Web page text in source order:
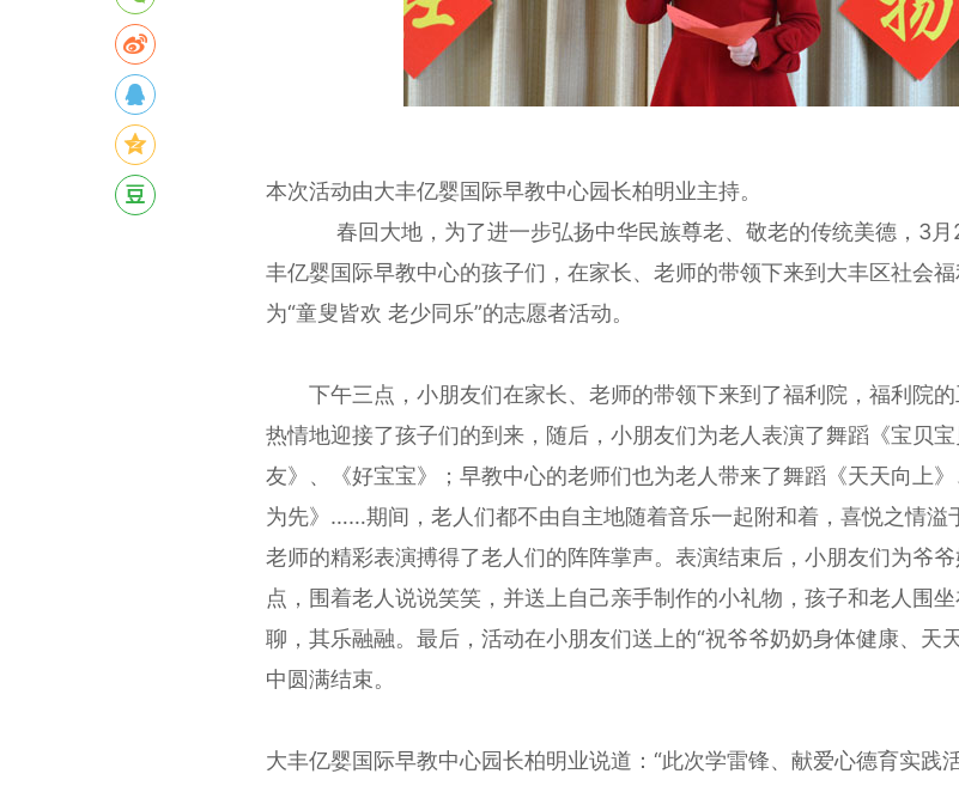
本次活动由大丰亿婴国际早教中心园长柏明业主持。
春回大地，为了进一步弘扬中华民族尊老、敬老的传统美德，3月
丰亿婴国际早教中心的孩子们，在家长、老师的带领下来到大丰区社会
为“童叟皆欢 老少同乐”的志愿者活动。
下午三点，小朋友们在家长、老师的带领下来到了福利院，福利院的
热情地迎接了孩子们的到来，随后，小朋友们为老人表演了舞蹈《宝贝
友》、《好宝宝》；早教中心的老师们也为老人带来了舞蹈《天天向上
为先》……期间，老人们都不由自主地随着音乐一起附和着，喜悦之情溢
老师的精彩表演搏得了老人们的阵阵掌声。表演结束后，小朋友们为爷
点，围着老人说说笑笑，并送上自己亲手制作的小礼物，孩子和老人围
聊，其乐融融。最后，活动在小朋友们送上的“祝爷爷奶奶身体健康、天
中圆满结束。
大丰亿婴国际早教中心园长柏明业说道：“此次学雷锋、献爱心德育实践